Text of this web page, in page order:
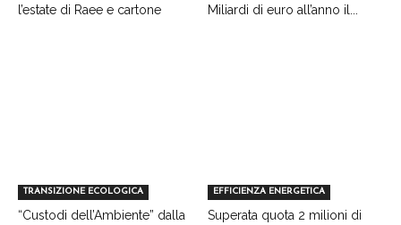
l’estate di Raee e cartone
Miliardi di euro all’anno il...
TRANSIZIONE ECOLOGICA
“Custodi dell’Ambiente” dalla
EFFICIENZA ENERGETICA
Superata quota 2 milioni di